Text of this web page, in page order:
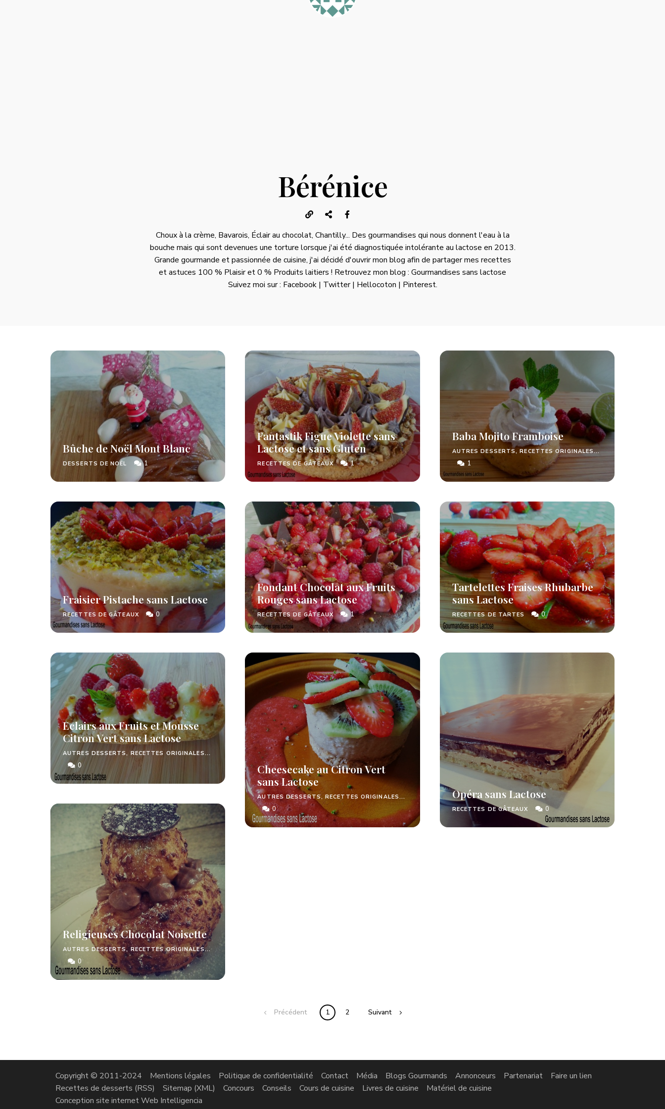
Bérénice
Choux à la crème, Bavarois, Éclair au chocolat, Chantilly... Des gourmandises qui nous donnent l'eau à la
bouche mais qui sont devenues une torture lorsque j'ai été diagnostiquée intolérante au lactose en 2013.
Grande gourmande et passionnée de cuisine, j'ai décidé d'ouvrir mon blog afin de partager mes recettes
et astuces 100 % Plaisir et 0 % Produits laitiers ! Retrouvez mon blog : Gourmandises sans lactose
Suivez moi sur : Facebook| Twitter| Hellocoton | Pinterest.
Bûche de Noël Mont Blanc
DESSERTS DE NOËL 1
Fraisier Pistache sans Lactose
RECETTES DE GÂTEAUX 0
Eclairs aux Fruits et Mousse
Citron Vert sans Lactose
AUTRES DESSERTS, RECETTES ORIGINALES...
0
Religieuses Chocolat Noisette
AUTRES DESSERTS, RECETTES ORIGINALES...
0
Fantastik Figue Violette sans
Lactose et sans Gluten
RECETTES DE GÂTEAUX 1
Fondant Chocolat aux Fruits
Rouges sans Lactose
RECETTES DE GÂTEAUX 1
Cheesecake au Citron Vert
sans Lactose
AUTRES DESSERTS, RECETTES ORIGINALES...
0
Baba Mojito Framboise
AUTRES DESSERTS, RECETTES ORIGINALES...
1
Tartelettes Fraises Rhubarbe
sans Lactose
RECETTES DE TARTES 0
Opéra sans Lactose
RECETTES DE GÂTEAUX 0
Précédent 1 2 Suivant
Copyright © 2011-2024 Mentions légales Politique de confidentialité Contact Média Blogs Gourmands Annonceurs Partenariat
Faire un lien
Recettes de desserts (RSS)
Sitemap (XML) Concours Conseils Cours de cuisine Livres de cuisine
Matériel de cuisine
Conception site internet Web Intelligencia